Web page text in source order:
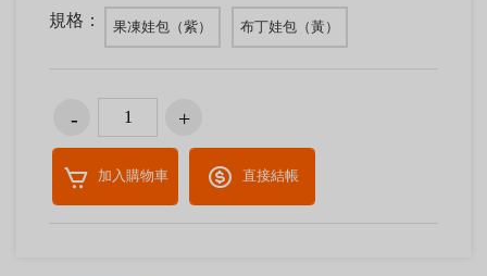
規格：
果凍娃包（紫） 布丁娃包（黃）
加入購物車 直接結帳